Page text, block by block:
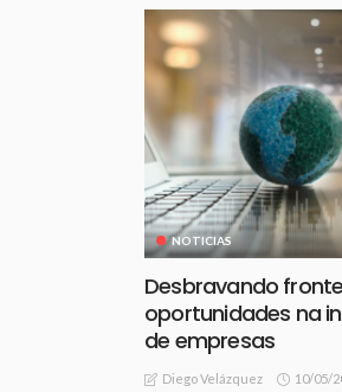
NOTICIAS
Desbravando
oportunidades na
de empresas
Diego Velázquez 10/05/